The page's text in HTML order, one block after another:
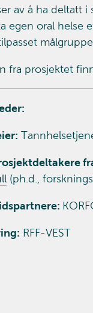
av å ha deltatt
egen oral helse
fra prosjektet
(ph.d.,
RFF-VEST